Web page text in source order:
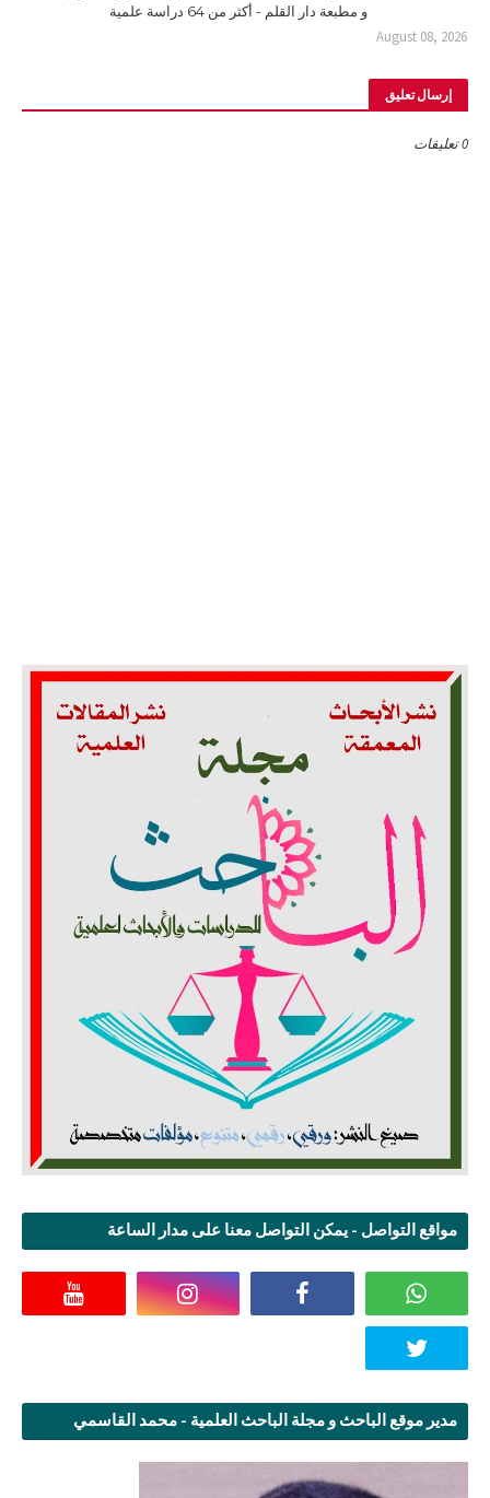
و مطبعة دار القلم - أكثر من 64 دراسة علمية
August 08, 2026
إرسال تعليق
0 تعليقات
مواقع التواصل - يمكن التواصل معنا على مدار الساعة
مدير موقع الباحث و مجلة الباحث العلمية - محمد القاسمي